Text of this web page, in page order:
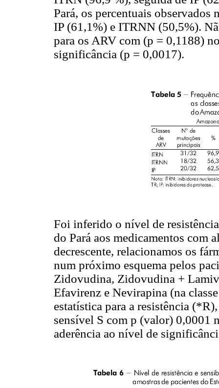
Pará, os percentuais observados
IP (61,1%) e ITRNN (50,5%).
para os ARV com (p = 0,1188)
significância (p = 0,0017).
Foi inferido o nível de
do Pará aos medicamentos com
decrescente, relacionamos os
num próximo esquema pelos
Zidovudina, Zidovudina +
Efavirenz e Nevirapina (na
estatística para a resistência
sensível S com p (valor) 0,0001
aderência ao nível de